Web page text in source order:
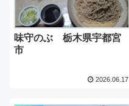
味守のぶ 栃木県宇都宮
市
2026.06.17